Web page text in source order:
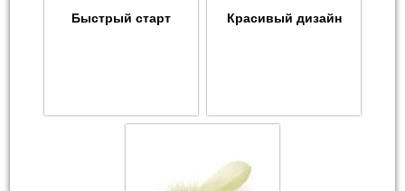
Быстрый старт Красивый дизайн